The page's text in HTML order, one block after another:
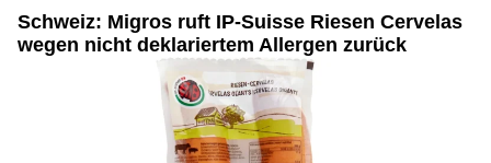
Schweiz: Migros ruft IP-Suisse Riesen Cervelas
wegen nicht deklariertem Allergen zurück